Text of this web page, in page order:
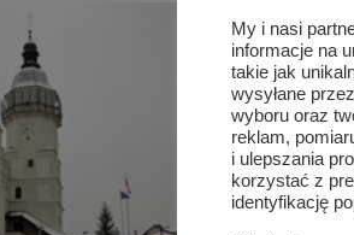
My i nasi
informacje na
takie jak
wysyłane
wyboru oraz
reklam,
i ulepszania
korzystać z
identyfikację